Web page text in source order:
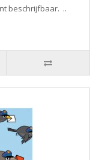
beschrijfbaar. ..